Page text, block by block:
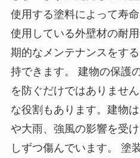
使用する塗料によって寿
使用している外壁材の耐
期的なメンテナンスをす
持できます。 建物の保護
を防ぐだけではありませ
な役割もあります。建物
や大雨、強風の影響を受
しずつ傷んでいます。 塗